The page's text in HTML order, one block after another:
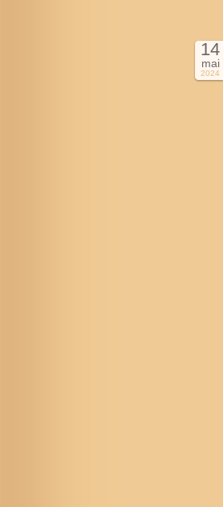
14
mai
2024